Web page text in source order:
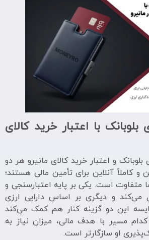
با اعتبار خرید کالای
و اعتبار خرید کالای مانیرو هر دو
کاملاً آنلاین برای تأمین مالی هستند؛
متفاوت است. یکی بر پایه اعتبارسنجی و
می‌کند و دیگری بر اساس دارایی ارزی
این دو گزینه کنار هم کمک می‌کند
کدام مسیر با هدف مالی، میزان نیاز به
او سازگارتر است.